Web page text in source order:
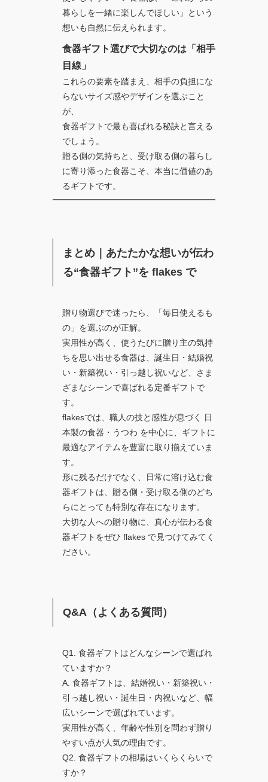
暮らしを一緒に楽しんでほしい」という
想いも自然に伝えられます。
食器ギフト選びで大切なのは「相手
目線」
これらの要素を踏まえ、相手の負担にな
らないサイズ感やデザインを選ぶこと
が、
食器ギフトで最も喜ばれる秘訣と言える
でしょう。
贈る側の気持ちと、受け取る側の暮らし
に寄り添った食器こそ、本当に価値のあ
るギフトです。
まとめ｜あたたかな想いが伝わ
る“食器ギフト”を flakes で
贈り物選びで迷ったら、「毎日使えるも
の」を選ぶのが正解。
実用性が高く、使うたびに贈り主の気持
ちを思い出せる食器は、誕生日・結婚祝
い・新築祝い・引っ越し祝いなど、さま
ざまなシーンで喜ばれる定番ギフトで
す。
flakesでは、職人の技と感性が息づく 日
本製の食器・うつわ を中心に、ギフトに
最適なアイテムを豊富に取り揃えていま
す。
形に残るだけでなく、日常に溶け込む食
器ギフトは、贈る側・受け取る側のどち
らにとっても特別な存在になります。
大切な人への贈り物に、真心が伝わる食
器ギフトをぜひ flakes で見つけてみてく
ださい。
Q&A（よくある質問）
Q1. 食器ギフトはどんなシーンで選ばれ
ていますか？
A. 食器ギフトは、結婚祝い・新築祝い・
引っ越し祝い・誕生日・内祝いなど、幅
広いシーンで選ばれています。
実用性が高く、年齢や性別を問わず贈り
やすい点が人気の理由です。
Q2. 食器ギフトの相場はいくらくらいで
すか？